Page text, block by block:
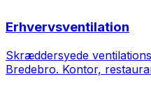
Erhvervsventilation
Skræddersyede
Bredebro. Kontor,